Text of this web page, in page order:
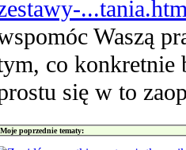
Waszą
co konkretnie
się w to
Moje poprzednie tematy: